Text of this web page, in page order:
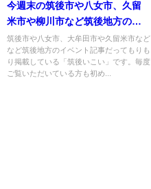
今週末の筑後市や八女市、久留
米市や柳川市など筑後地方のイ
ベント情報をまとめて公開！（4
月20日、21日）
筑後市や八女市、大牟田市や久留米市など
など筑後地方のイベント記事だってもりも
り掲載している「筑後いこい」です。毎度
ご覧いただいている方も初め...